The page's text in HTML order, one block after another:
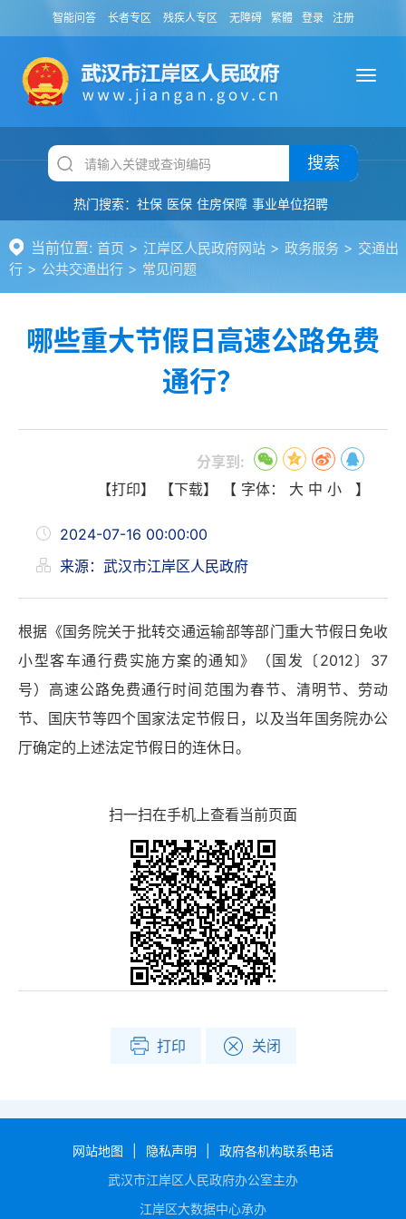
智能问答 长者专区 残疾人专区 无障碍 繁體 登录 注册
搜索
热门搜索： 社保 医保 住房保障 事业单位招聘
当前位置: 首页 > 江岸区人民政府网站 > 政务服务 > 交通出
行 > 公共交通出行 > 常见问题
哪些重大节假日高速公路免费
通行？
分享到:
【打印】
【下载】 【 字体： 大 中 小 】
2024-07-16 00:00:00
来源：武汉市江岸区人民政府
根据《国务院关于批转交通运输部等部门重大节假日免收
小型客车通行费实施方案的通知》（国发〔2012〕37
号）高速公路免费通行时间范围为春节、清明节、劳动
节、国庆节等四个国家法定节假日，以及当年国务院办公
厅确定的上述法定节假日的连休日。
扫一扫在手机上查看当前页面
打印 关闭
网站地图 隐私声明
政府各机构联系电话
武汉市江岸区人民政府办公室主办
江岸区大数据中心承办